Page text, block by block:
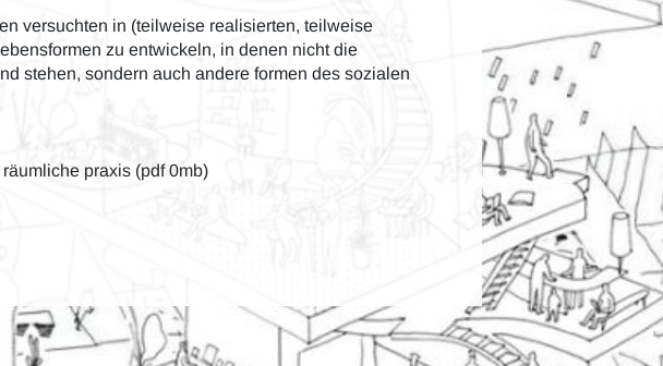
versuchten in (teilweise realisierten, teilweise
zu entwickeln, in denen nicht die
stehen, sondern auch andere formen des sozialen
praxis (pdf 0mb)